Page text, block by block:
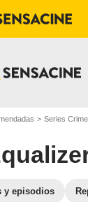
Series
y episodios